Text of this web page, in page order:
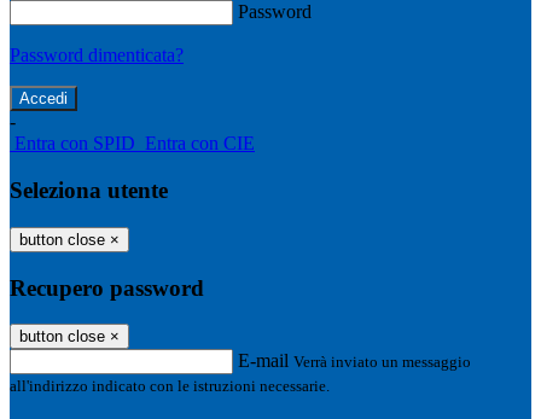
Password
Password dimenticata?
-
Entra con SPID Entra con CIE
Seleziona utente
button close ×
Recupero password
button close ×
E-mail Verrà inviato un messaggio
all'indirizzo indicato con le istruzioni necessarie.